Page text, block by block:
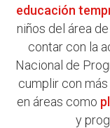
educación
niños del área
contar con la
Nacional de
cumplir con
en áreas como
y